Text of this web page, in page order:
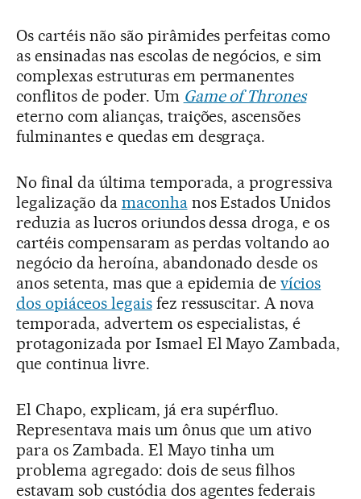
Os cartéis não são pirâmides perfeitas como
as ensinadas nas escolas de negócios, e sim
complexas estruturas em permanentes
conflitos de poder. Um Game of Thrones
eterno com alianças, traições, ascensões
fulminantes e quedas em desgraça.
No final da última temporada, a progressiva
legalização da maconhanos Estados Unidos
reduzia as lucros oriundos dessa droga, e os
cartéis compensaram as perdas voltando ao
negócio da heroína, abandonado desde os
anos setenta, mas que a epidemia devícios
dos opiáceos legaisfez ressuscitar. A nova
temporada, advertem os especialistas, é
protagonizada por Ismael El Mayo Zambada,
que continua livre.
El Chapo, explicam, já era supérfluo.
Representava mais um ônus que um ativo
para os Zambada. El Mayo tinha um
problema agregado: dois de seus filhos
estavam sob custódia dos agentes federais